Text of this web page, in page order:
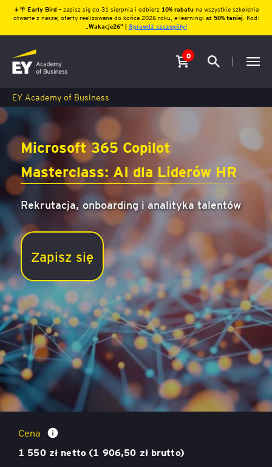
☀️🌴 Early Bird – zapisz się do 31 sierpnia i odbierz10% rabatu na wszystkie szkolenia
otwarte z naszej oferty realizowane do końca 2026 roku, e-learningi aż 50% taniej. Kod:
Wakacje26″ | Sprawdź szczegóły!
0
EY Academy of Business
Microsoft 365 Copilot
Masterclass: AI dla Liderów HR
Rekrutacja, onboarding i analityka talentów
Zapisz się
Microsoft 365 Copilot Masterclass: AI dla Liderów
HR
Cena
1 550 zł netto (1 906,50 zł brutto)